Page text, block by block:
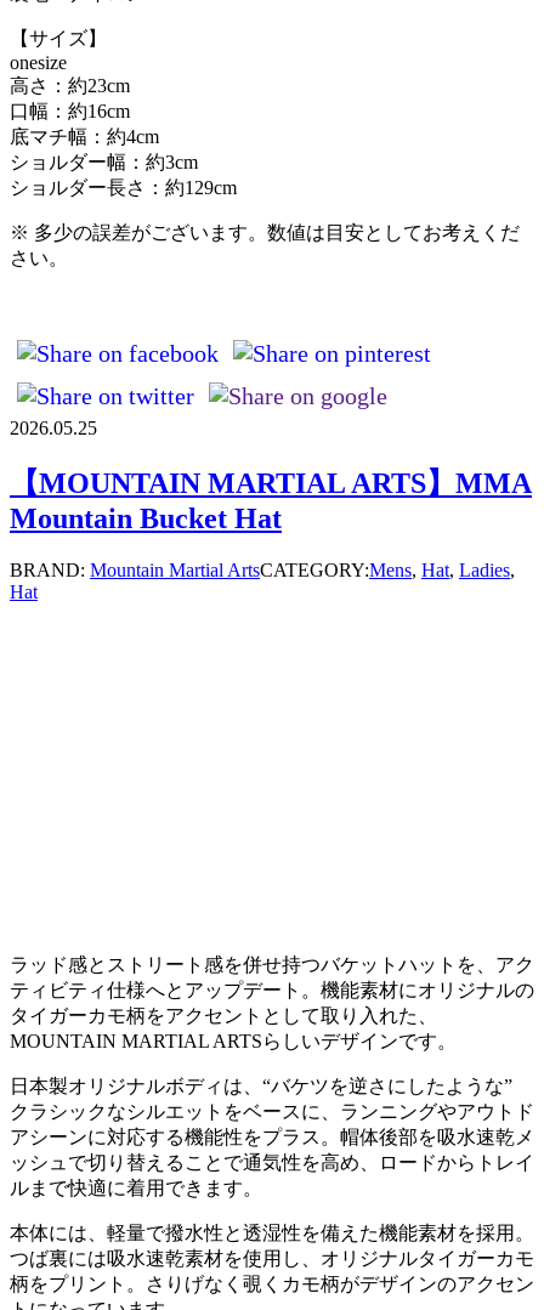
【サイズ】
onesize
高さ：約23cm
口幅：約16cm
底マチ幅：約4cm
ショルダー幅：約3cm
ショルダー長さ：約129cm
※ 多少の誤差がございます。数値は目安としてお考えくだ
さい。
2026.05.25
【MOUNTAIN MARTIAL ARTS】MMA
Mountain Bucket Hat
BRAND: Mountain Martial ArtsCATEGORY:Mens, Hat, Ladies,
Hat
ラッド感とストリート感を併せ持つバケットハットを、アク
ティビティ仕様へとアップデート。機能素材にオリジナルの
タイガーカモ柄をアクセントとして取り入れた、
MOUNTAIN MARTIAL ARTSらしいデザインです。
日本製オリジナルボディは、“バケツを逆さにしたような”
クラシックなシルエットをベースに、ランニングやアウトド
アシーンに対応する機能性をプラス。帽体後部を吸水速乾メ
ッシュで切り替えることで通気性を高め、ロードからトレイ
ルまで快適に着用できます。
本体には、軽量で撥水性と透湿性を備えた機能素材を採用。
つば裏には吸水速乾素材を使用し、オリジナルタイガーカモ
柄をプリント。さりげなく覗くカモ柄がデザインのアクセン